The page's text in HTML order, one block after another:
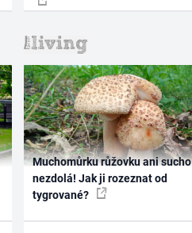
Muchomůrku růžovku ani sucho
nezdolá! Jak ji rozeznat od
tygrované?